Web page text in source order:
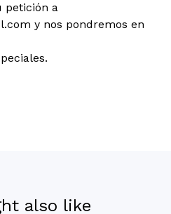
petición a
y nos pondremos en
also like